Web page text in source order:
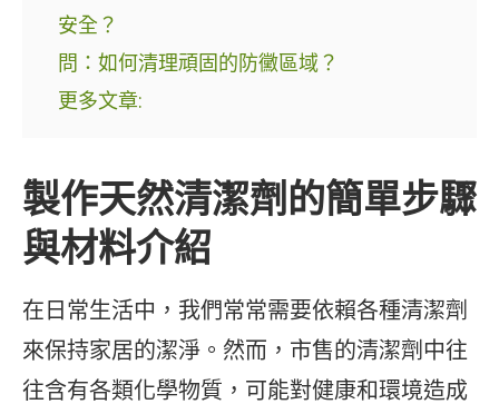
安全？
問：如何清理頑固的防黴區域？
更多文章:
製作天然清潔劑的簡單步驟
與材料介紹
在日常生活中，我們常常需要依賴各種清潔劑
來保持家居的潔淨。然而，市售的清潔劑中往
往含有各類化學物質，可能對健康和環境造成